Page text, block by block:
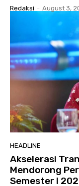
Redaksi - August 3,
HEADLINE
Akselerasi
Mendorong
Semester I